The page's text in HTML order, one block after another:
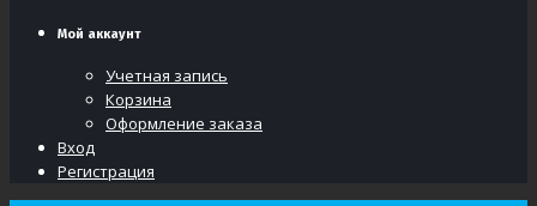
Мой аккаунт
Учетная запись
Корзина
Оформление заказа
Вход
Регистрация